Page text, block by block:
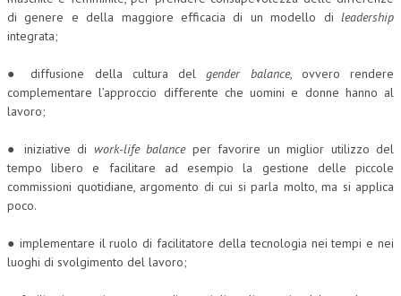
TELEGRAM
DOCUMENTI
MANUALI E MONOGRAFIE
TESI DI LAUREA
MATERIALE DIDATTICO
di genere e della maggiore efficacia di un modello di leadership
integrata;
● diffusione della cultura delgender balance, ovvero rendere
complementare l’approccio differente che uomini e donne hanno al
lavoro;
● iniziative di work-life balanceper favorire un miglior utilizzo del
tempo libero e facilitare ad esempio la gestione delle piccole
commissioni quotidiane, argomento di cui si parla molto, ma si applica
poco.
● implementare il ruolo di facilitatore della tecnologia nei tempi e nei
luoghi di svolgimento del lavoro;